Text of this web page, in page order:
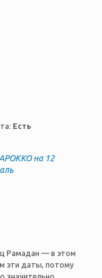
Есть
на 12
Рамадан — в этом
эти даты, потому
значительно